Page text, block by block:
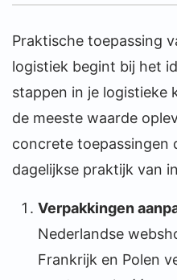
Praktische toepassing
logistiek begint bij het
stappen in je logistieke
de meeste waarde
concrete toepassingen
dagelijkse praktijk van
Verpakkingen
Nederlandse
Frankrijk en Polen